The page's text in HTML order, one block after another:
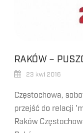
RAKÓW –
23 kwi 2016
Częstochowa,
przejść do relacji
Raków